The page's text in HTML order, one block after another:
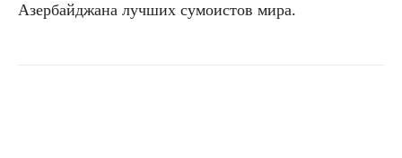
Азербайджана лучших сумоистов мира.